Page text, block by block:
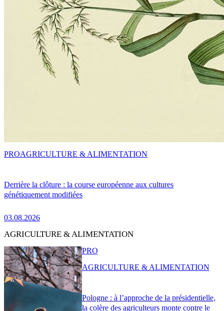
Derrière la clôture : la course européenne aux cultures
génétiquement modifiées
03.08.2026
PROAGRICULTURE & ALIMENTATION
AGRICULTURE & ALIMENTATION
Pologne : à l’approche de la présidentielle,
la colère des agriculteurs monte contre le
PRO
AGRICULTURE & ALIMENTATION